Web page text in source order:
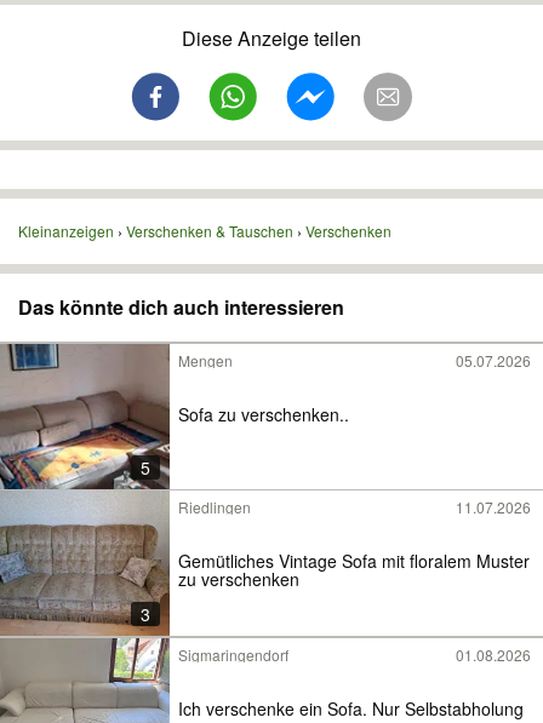
Diese Anzeige teilen
Kleinanzeigen Verschenken & Tauschen Verschenken
Das könnte dich auch interessieren
5
Mengen 05.07.2026
Sofa zu verschenken..
3
Riedlingen 11.07.2026
Gemütliches Vintage Sofa mit floralem Muster
zu verschenken
Sigmaringendorf 01.08.2026
Ich verschenke ein Sofa. Nur Selbstabholung